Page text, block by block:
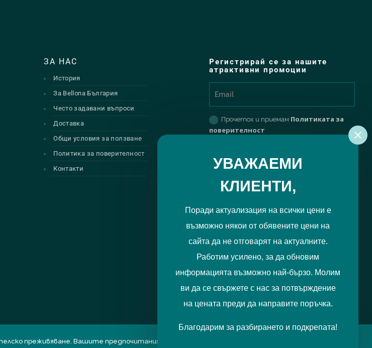
УВАЖАЕМИ
КЛИЕНТИ,
Поради актуализация на всички цени е
възможно някои от обявените цени на
сайта да не отговарят на актуалните.
Работим усилено, за да обновим
информацията възможно най-бързо. Молим
ви да се свържете с нас за потвърждение
на цената преди да направите поръчка.
Благодарим за разбирането и подкрепата!
ЗА НАС
История
За Bellona България
Често задавани въпроси
Доставка
Общи условия за ползване
Политика за поверителност
Контакти
Регистрирай се за нашите
атрактивни промоции
Прочетох и приемам Политиката за
поверителност
преживяване. Вашите предпочитания можете да отбележите